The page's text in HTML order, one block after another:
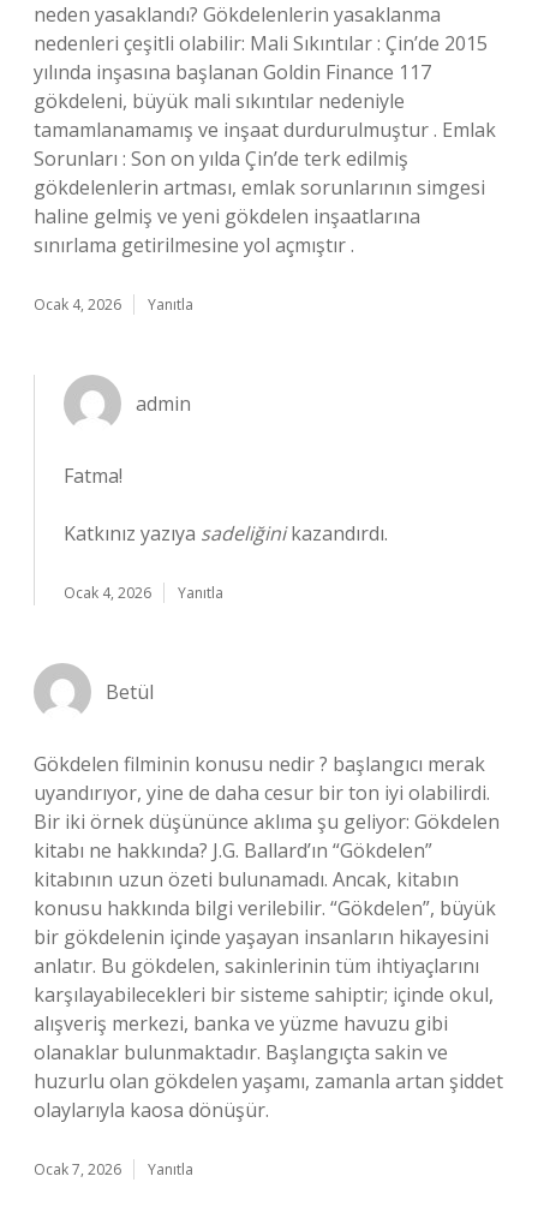
neden yasaklandı? Gökdelenlerin yasaklanma
nedenleri çeşitli olabilir: Mali Sıkıntılar : Çin’de 2015
yılında inşasına başlanan Goldin Finance 117
gökdeleni, büyük mali sıkıntılar nedeniyle
tamamlanamamış ve inşaat durdurulmuştur . Emlak
Sorunları : Son on yılda Çin’de terk edilmiş
gökdelenlerin artması, emlak sorunlarının simgesi
haline gelmiş ve yeni gökdelen inşaatlarına
sınırlama getirilmesine yol açmıştır .
Ocak 4, 2026 Yanıtla
admin
Fatma!
Katkınız yazıya sadeliğinikazandırdı.
Ocak 4, 2026 Yanıtla
Betül
Gökdelen filminin konusu nedir ? başlangıcı merak
uyandırıyor, yine de daha cesur bir ton iyi olabilirdi.
Bir iki örnek düşününce aklıma şu geliyor: Gökdelen
kitabı ne hakkında? J.G. Ballard’ın “Gökdelen”
kitabının uzun özeti bulunamadı. Ancak, kitabın
konusu hakkında bilgi verilebilir. “Gökdelen”, büyük
bir gökdelenin içinde yaşayan insanların hikayesini
anlatır. Bu gökdelen, sakinlerinin tüm ihtiyaçlarını
karşılayabilecekleri bir sisteme sahiptir; içinde okul,
alışveriş merkezi, banka ve yüzme havuzu gibi
olanaklar bulunmaktadır. Başlangıçta sakin ve
huzurlu olan gökdelen yaşamı, zamanla artan şiddet
olaylarıyla kaosa dönüşür.
Ocak 7, 2026 Yanıtla